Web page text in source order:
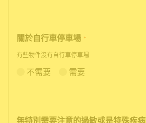
關於自行車停車場 *
有些物件沒有自行車停車場
不需要 需要
無特別需要注意的過敏或是特殊疾病